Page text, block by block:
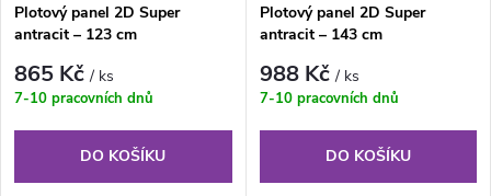
Plotový panel 2D Super
antracit – 123 cm
865 Kč/ ks
7-10 pracovních dnů
DO KOŠÍKU
Plotový panel 2D Super
antracit – 143 cm
988 Kč/ ks
7-10 pracovních dnů
DO KOŠÍKU